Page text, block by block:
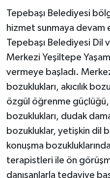
Tepebaşı Belediyesi
hizmet sunmaya
Tepebaşı Belediyesi Dil
Merkezi Yeşiltepe
vermeye başladı.
bozuklukları, akıcılık
özgül öğrenme
bozuklukları, dudak
bozukluklar, yetişkin dil
konuşma
terapistleri ile ön
danışanlarla tedaviye